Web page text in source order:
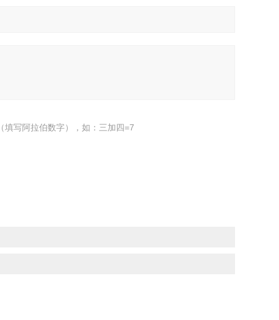
填写阿拉伯数字），如：三加四=7